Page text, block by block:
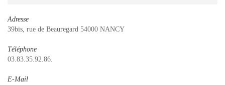
Adresse
39bis, rue de Beauregard 54000 NANCY
Téléphone
03.83.35.92.86.
E-Mail